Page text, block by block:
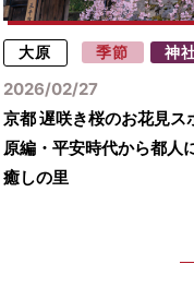
大原 季節 神
2026/02/27
京都 遅咲き桜のお花見ス
原編・平安時代から都人
癒しの里